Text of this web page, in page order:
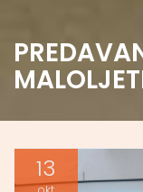
13